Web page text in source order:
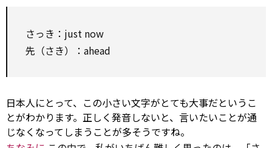
さっき：just now
先（さき）：ahead
日本人にとって、この小さい文字がとても大事だというこ
とがわかります。正しく発音しないと、言いたいことが通
じなくなってしまうことが多そうですね。